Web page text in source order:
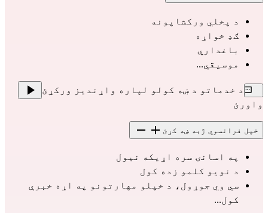
د پخلي ورکشاپونه
ګډ خواړه
باغداري
موسیقي...
د خدماتو د ښه کولو لپاره واړندیز ورکړئ
واورئ
خپل فرانسوي ژبه ښه کړئ
په اسانۍ سره اړیکه نیول
د نویو کلمو زده کول
کول...